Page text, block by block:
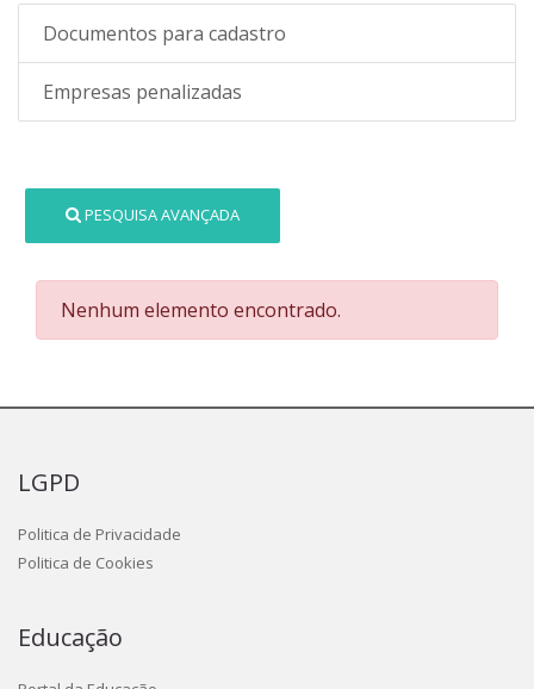
Documentos para cadastro
Empresas penalizadas
PESQUISA AVANÇADA
Nenhum elemento encontrado.
LGPD
Politica de Privacidade
Politica de Cookies
Educação